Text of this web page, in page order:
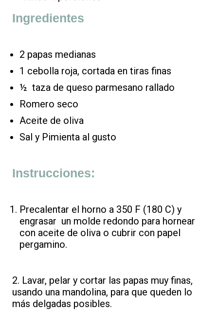
Ingredientes
2 papas medianas
1 cebolla roja, cortada en tiras finas
½ taza de queso parmesano rallado
Romero seco
Aceite de oliva
Sal y Pimienta al gusto
Instrucciones:
Precalentar el horno a 350 F (180 C) y
engrasar un molde redondo para hornear
con aceite de oliva o cubrir con papel
pergamino.
2. Lavar, pelar y cortar las papas muy finas,
usando una mandolina, para que queden lo
más delgadas posibles.